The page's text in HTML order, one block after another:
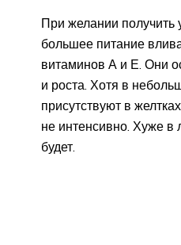
При желании получить
большее питание
витаминов А и Е. Они
и роста. Хотя в
присутствуют в
не интенсивно. Хуже в
будет.